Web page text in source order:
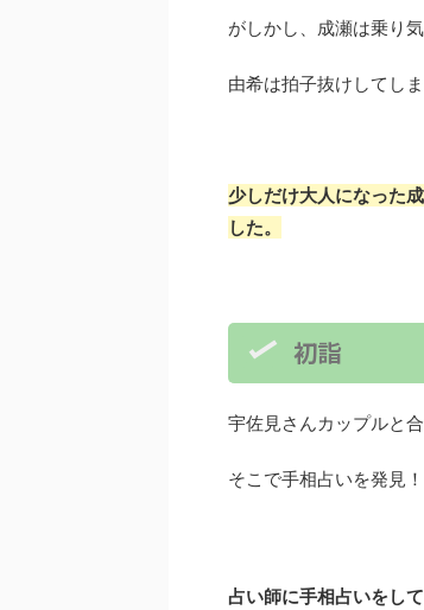
がしかし、成瀬は乗り気
由希は拍子抜けしてしま
少しだけ大人になった
した。
初詣
宇佐見さんカップルと
そこで手相占いを発見！
占い師に手相占いをし